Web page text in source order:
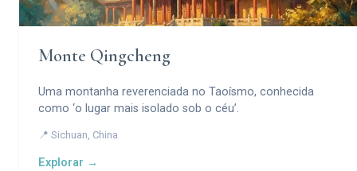
Monte Qingcheng
Uma montanha reverenciada no Taoísmo, conhecida
como ‘o lugar mais isolado sob o céu’.
📍 Sichuan, China
Explorar →